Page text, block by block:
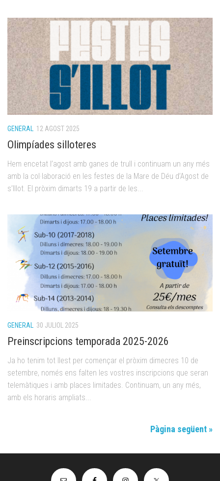
GENERAL 12 AGOST 2025
Olimpíades silloteres
Hem encetat l’agost amb ganes de trull i continuam un any més
amb la col·laboració en les festes de la Mare de Déu d’Agost de
s’Illot. El pròxim dimarts 19 a partir de les...
GENERAL 30 JULIOL 2025
Preinscripcions temporada 2025-2026
Ja ho tenim tot llest per començar el pròxim dimecres 10 de
setembre, només ens falten les vostres inscripcions que seran
telemàtiques i amb places limitades. Continuam, un any més,
amb els horaris ampliats...
Pàgina següent »